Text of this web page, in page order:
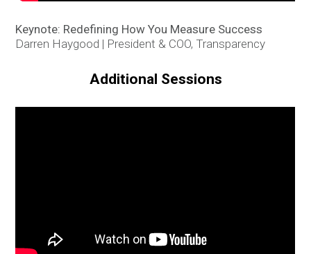
Keynote: Redefining How You Measure Success
Darren Haygood | President & COO, Transparency
Additional Sessions